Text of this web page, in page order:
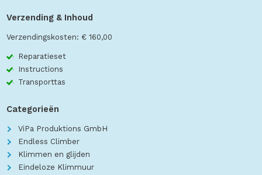
Verzending & Inhoud
Verzendingskosten: € 160,00
Reparatieset
Instructions
Transporttas
Categorieën
ViPa Produktions GmbH
Endless Climber
Klimmen en glijden
Eindeloze Klimmuur